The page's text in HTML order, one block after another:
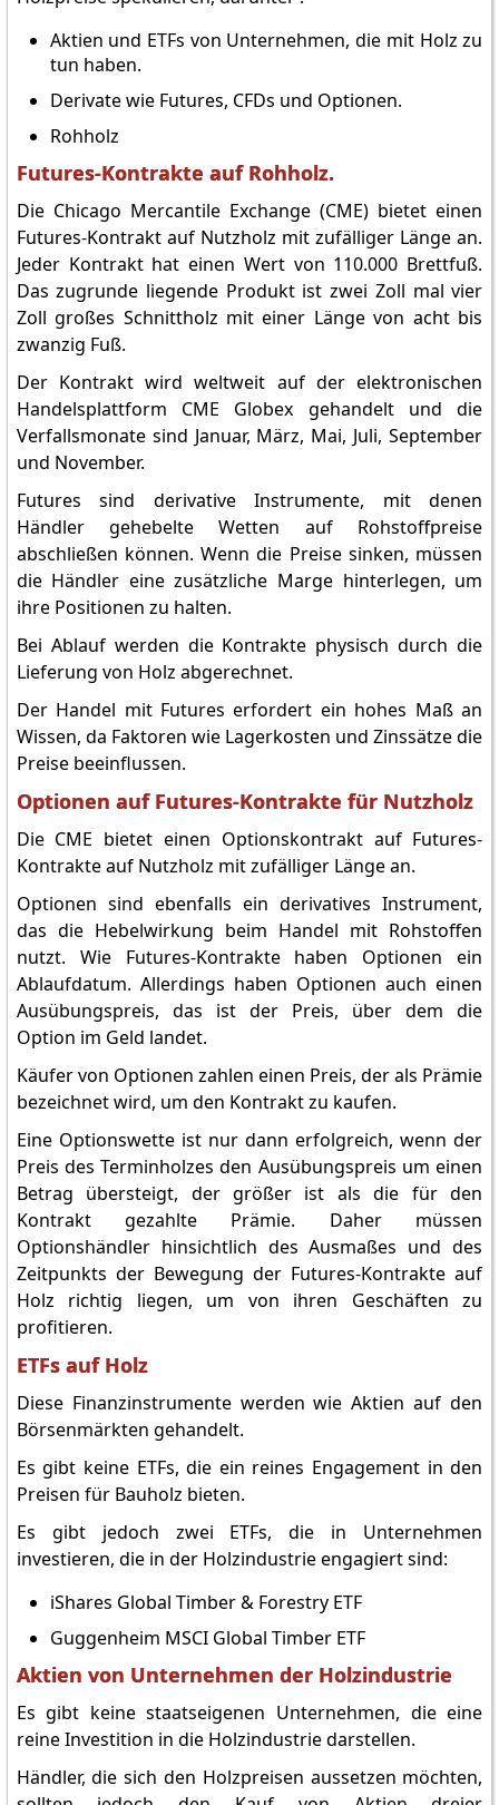
Aktien und ETFs von Unternehmen, die mit Holz zu
tun haben.
Derivate wie Futures, CFDs und Optionen.
Rohholz
Futures-Kontrakte auf Rohholz.
Die Chicago Mercantile Exchange (CME) bietet einen
Futures-Kontrakt auf Nutzholz mit zufälliger Länge an.
Jeder Kontrakt hat einen Wert von 110.000 Brettfuß.
Das zugrunde liegende Produkt ist zwei Zoll mal vier
Zoll großes Schnittholz mit einer Länge von acht bis
zwanzig Fuß.
Der Kontrakt wird weltweit auf der elektronischen
Handelsplattform CME Globex gehandelt und die
Verfallsmonate sind Januar, März, Mai, Juli, September
und November.
Futures sind derivative Instrumente, mit denen
Händler gehebelte Wetten auf Rohstoffpreise
abschließen können. Wenn die Preise sinken, müssen
die Händler eine zusätzliche Marge hinterlegen, um
ihre Positionen zu halten.
Bei Ablauf werden die Kontrakte physisch durch die
Lieferung von Holz abgerechnet.
Der Handel mit Futures erfordert ein hohes Maß an
Wissen, da Faktoren wie Lagerkosten und Zinssätze die
Preise beeinflussen.
Optionen auf Futures-Kontrakte für Nutzholz
Die CME bietet einen Optionskontrakt auf Futures-
Kontrakte auf Nutzholz mit zufälliger Länge an.
Optionen sind ebenfalls ein derivatives Instrument,
das die Hebelwirkung beim Handel mit Rohstoffen
nutzt. Wie Futures-Kontrakte haben Optionen ein
Ablaufdatum. Allerdings haben Optionen auch einen
Ausübungspreis, das ist der Preis, über dem die
Option im Geld landet.
Käufer von Optionen zahlen einen Preis, der als Prämie
bezeichnet wird, um den Kontrakt zu kaufen.
Eine Optionswette ist nur dann erfolgreich, wenn der
Preis des Terminholzes den Ausübungspreis um einen
Betrag übersteigt, der größer ist als die für den
Kontrakt gezahlte Prämie. Daher müssen
Optionshändler hinsichtlich des Ausmaßes und des
Zeitpunkts der Bewegung der Futures-Kontrakte auf
Holz richtig liegen, um von ihren Geschäften zu
profitieren.
ETFs auf Holz
Diese Finanzinstrumente werden wie Aktien auf den
Börsenmärkten gehandelt.
Es gibt keine ETFs, die ein reines Engagement in den
Preisen für Bauholz bieten.
Es gibt jedoch zwei ETFs, die in Unternehmen
investieren, die in der Holzindustrie engagiert sind:
iShares Global Timber & Forestry ETF
Guggenheim MSCI Global Timber ETF
Aktien von Unternehmen der Holzindustrie
Es gibt keine staatseigenen Unternehmen, die eine
reine Investition in die Holzindustrie darstellen.
Händler, die sich den Holzpreisen aussetzen möchten,